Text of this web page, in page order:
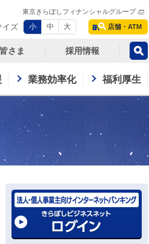
東京きらぼしフィナンシャルグループ
イズ 小 中 大 店舗・ATM
さま 採用情報
業務効率化 福利厚生